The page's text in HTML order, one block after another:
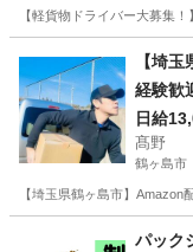
【軽貨物ドライバー大募集
ドラ
【埼
経験歓
日給
髙野
鶴ヶ島市
【埼玉県鶴ヶ島市】
ド
パック